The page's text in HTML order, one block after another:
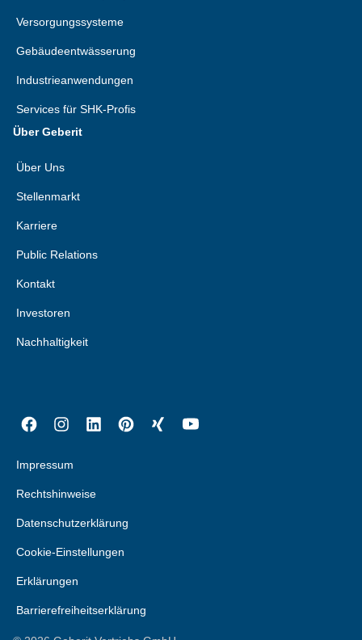
Versorgungssysteme
Gebäudeentwässerung
Industrieanwendungen
Services für SHK-Profis
Über Geberit
Über Uns
Stellenmarkt
Karriere
Public Relations
Kontakt
Investoren
Nachhaltigkeit
Impressum
Rechtshinweise
Datenschutzerklärung
Cookie-Einstellungen
Erklärungen
Barrierefreiheitserklärung